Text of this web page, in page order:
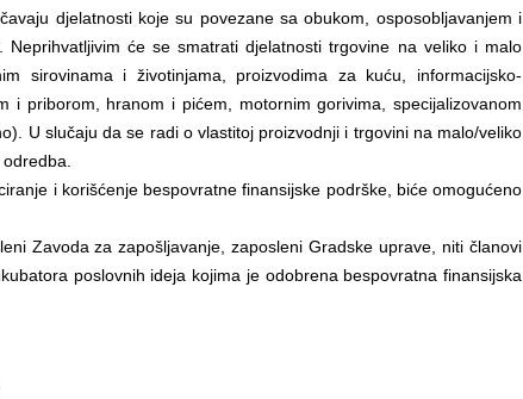
djelatnosti koje su povezane sa obukom, osposobljavanjem i
Neprihvatljivim će se smatrati djelatnosti trgovine na veliko i malo
sirovinama i životinjama, proizvodima za kuću, informacijsko-
i priborom, hranom i pićem, motornim gorivima, specijalizovanom
U slučaju da se radi o vlastitoj proizvodnji i trgovini na malo/veliko
i korišćenje bespovratne finansijske podrške, biće omogućeno
Zavoda za zapošljavanje, zaposleni Gradske uprave, niti članovi
poslovnih ideja kojima je odobrena bespovratna finansijska